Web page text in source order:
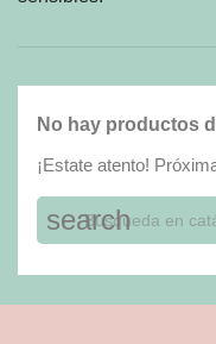
No hay productos
¡Estate atento!
search